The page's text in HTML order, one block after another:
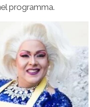
programma.